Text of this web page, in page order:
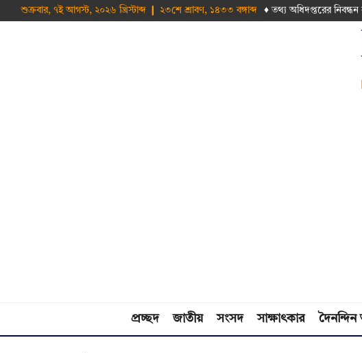
শুক্রবার, ৭ই আগস্ট, ২০২৬ খ্রিস্টাব্দ ❙ ২৩শে শ্রাবণ, ১৪৩৩ বঙ্গাব্দ ♦ তথ‌্য অ‌ধিদপ্ত‌রের নিবন্ধন
প্রচ্ছদ জাতীয় সংসদ সাক্ষাৎকার